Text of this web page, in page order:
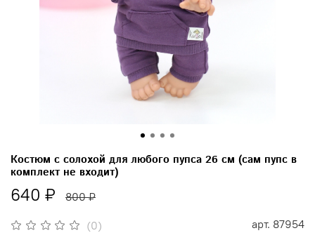
(0) арт. 87954
Костюм с солохой для любого пупса 26 см (сам пупс в
комплект не входит)
640 ₽ 800 ₽